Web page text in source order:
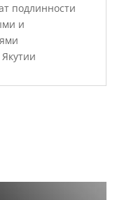
подлинности
и